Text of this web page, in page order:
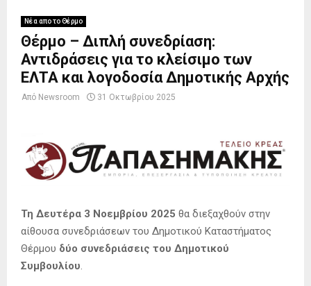
Νέα απο το Θέρμο
Θέρμο – Διπλή συνεδρίαση:
Αντιδράσεις για το κλείσιμο των
ΕΛΤΑ και λογοδοσία Δημοτικής Αρχής
Από Newsroom 31 Οκτωβρίου 2025
Τη Δευτέρα 3 Νοεμβρίου 2025 θα διεξαχθούν στην
αίθουσα συνεδριάσεων του Δημοτικού Καταστήματος
Θέρμου δύο συνεδριάσεις του Δημοτικού
Συμβουλίου.